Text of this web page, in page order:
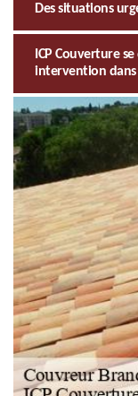
Des situations
ICP Couverture
intervention dans